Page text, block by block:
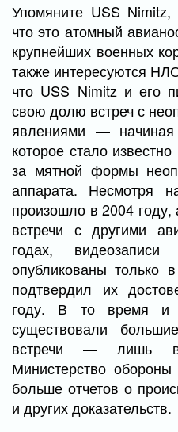
Упомяните USS
что это атомный
крупнейших военных
также интересуются
что USS Nimitz и его
свою долю встреч с
явлениями —
которое стало
за мятной формы
аппарата. Несмотря
произошло в 2004
встречи с другими
годах,
опубликованы только
подтвердил их
году. В то время и
существовали
встречи — лишь
Министерство
больше отчетов о
и других доказательств.